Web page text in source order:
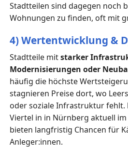
Stadtteilen sind dagegen noch
Wohnungen zu finden, oft mit
4) Wertentwicklung &
Stadtteile mitstarker
Modernisierungen oder
häufig die höchste
stagnieren Preise dort, wo
oder soziale Infrastruktur fehlt.
Viertel in in Nürnberg aktuell im
bieten langfristig Chancen für
Anleger:innen.